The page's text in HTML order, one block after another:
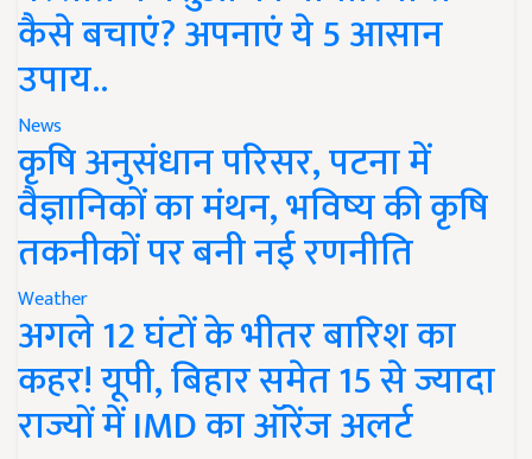
कैसे बचाएं? अपनाएं ये 5 आसान
उपाय..
News
कृषि अनुसंधान परिसर, पटना में
वैज्ञानिकों का मंथन, भविष्य की कृषि
तकनीकों पर बनी नई रणनीति
Weather
अगले 12 घंटों के भीतर बारिश का
कहर! यूपी, बिहार समेत 15 से ज्यादा
राज्यों में IMD का ऑरेंज अलर्ट